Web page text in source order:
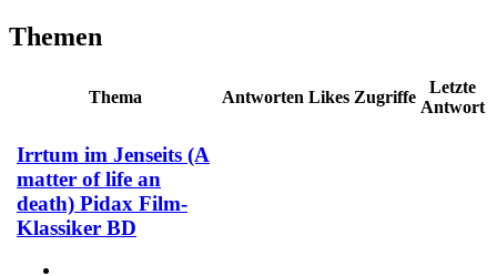
Themen
Thema Antworten Likes Zugriffe
Letzte
Antwort
Irrtum im Jenseits (A
matter of life an
death) Pidax Film-
Klassiker BD